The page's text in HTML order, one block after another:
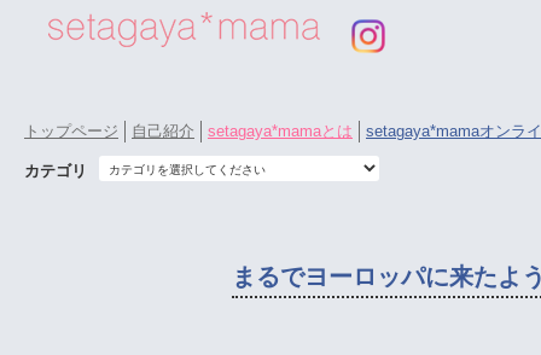
トップページ 自己紹介 setagaya*mamaとは setagaya*mamaオンラ
カテゴリ
まるでヨーロッパに来た